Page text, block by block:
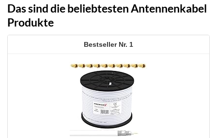
Das sind die beliebtesten Antennenkabel
Produkte
1